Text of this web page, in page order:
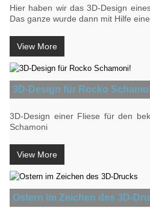
Hier haben wir das 3D-Design
Das ganze wurde dann mit Hilfe
View More
3D-Design für Rocko
3D-Design einer Fliese für den
Schamoni
View More
Ostern im Zeichen des 3D-